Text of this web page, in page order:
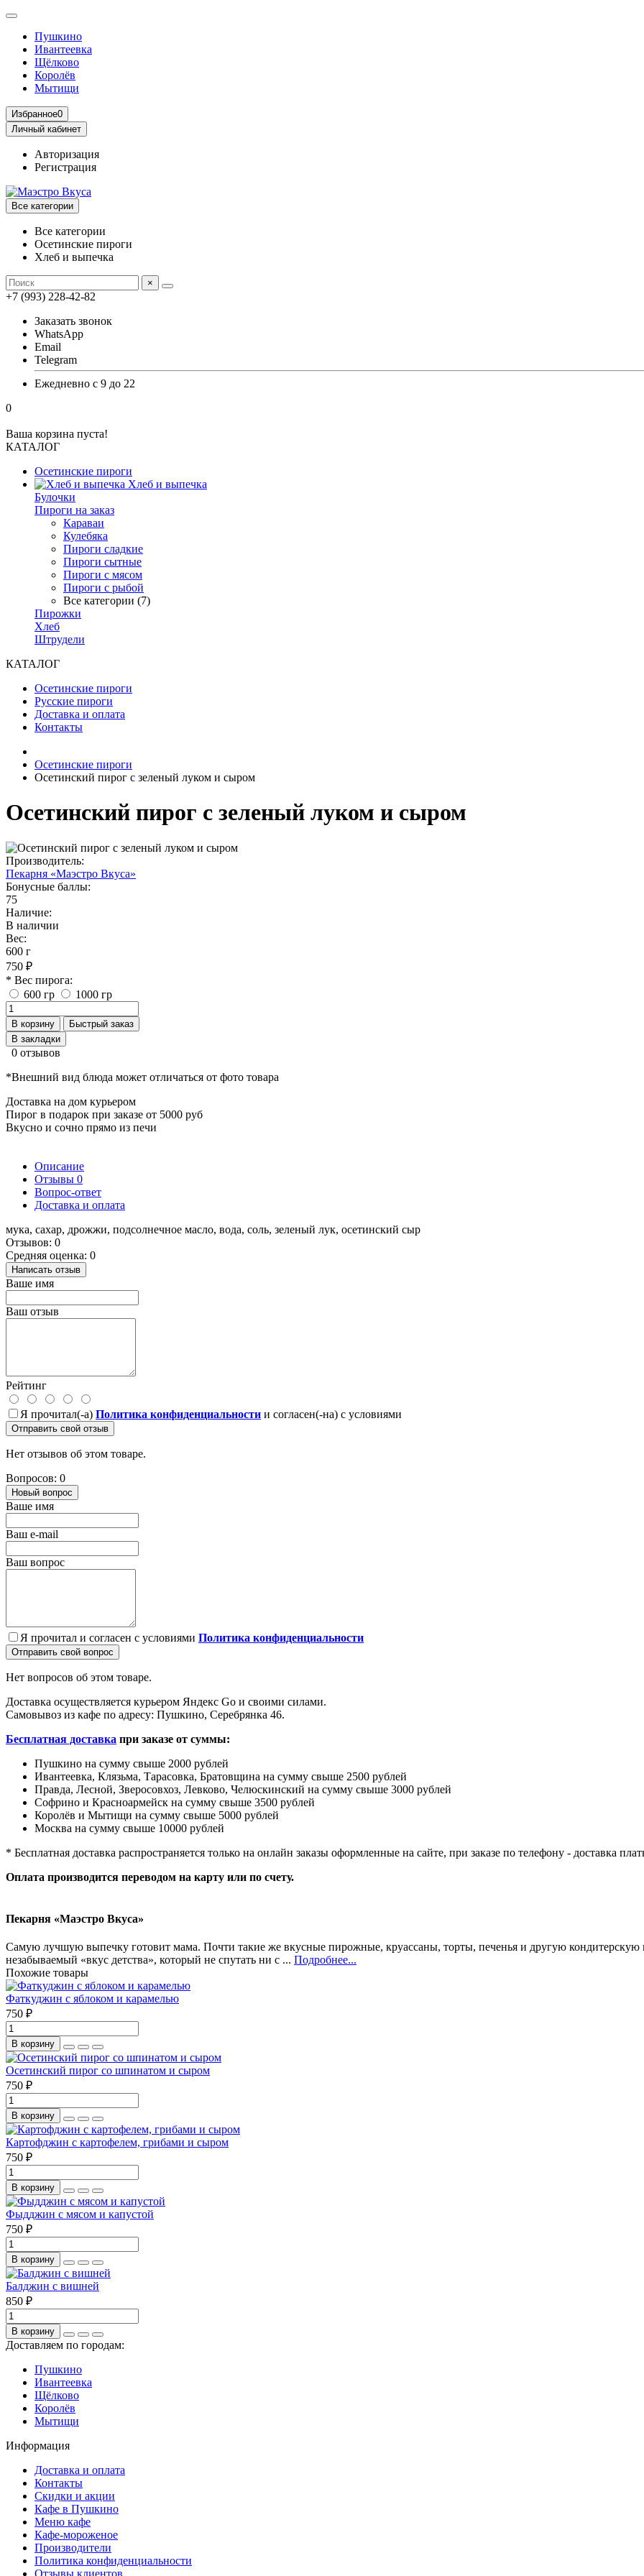
Пушкино
Ивантеевка
Щёлково
Королёв
Мытищи
Избранное0
Личный кабинет
Авторизация
Регистрация
Все категории
Все категории
Осетинские пироги
Хлеб и выпечка
×
+7 (993) 228-42-82
Заказать звонок
WhatsApp
Email
Telegram
Ежедневно с 9 до 22
0
Ваша корзина пуста!
КАТАЛОГ
Осетинские пироги
Хлеб и выпечка
Булочки
Пироги на заказ
Караваи
Кулебяка
Пироги сладкие
Пироги сытные
Пироги с мясом
Пироги с рыбой
Все категории (7)
Пирожки
Хлеб
Штрудели
КАТАЛОГ
Осетинские пироги
Русские пироги
Доставка и оплата
Контакты
Осетинские пироги
Осетинский пирог с зеленый луком и сыром
Осетинский пирог с зеленый луком и сыром
Производитель:
Пекарня «Маэстро Вкуса»
Бонусные баллы:
75
Наличие:
В наличии
Вес:
600 г
750 ₽
* Вес пирога:
600 гр
1000 гр
В корзину
Быстрый заказ
В закладки
0 отзывов
*Внешний вид блюда может отличаться от фото товара
Доставка на дом курьером
Пирог в подарок при заказе от 5000 руб
Вкусно и сочно прямо из печи
Описание
Отзывы 0
Вопрос-ответ
Доставка и оплата
мука, сахар, дрожжи, подсолнечное масло, вода, соль, зеленый лук, осетинский сыр
Отзывов: 0
Средняя оценка: 0
Написать отзыв
Ваше имя
Ваш отзыв
Рейтинг
Я прочитал(-а) Политика конфиденциальности и согласен(-на) с условиями
Отправить свой отзыв
Нет отзывов об этом товаре.
Вопросов: 0
Новый вопрос
Ваше имя
Ваш e-mail
Ваш вопрос
Я прочитал и согласен с условиями Политика конфиденциальности
Отправить свой вопрос
Нет вопросов об этом товаре.
Доставка осуществляется курьером Яндекс Go и своими силами.
Самовывоз из кафе по адресу: Пушкино, Серебрянка 46.
Бесплатная доставка при заказе от суммы:
Пушкино на сумму свыше 2000 рублей
Ивантеевка, Клязьма, Тарасовка, Братовщина на сумму свыше 2500 рублей
Правда, Лесной, Зверосовхоз, Левково, Челюскинский на сумму свыше 3000 рублей
Софрино и Красноармейск на сумму свыше 3500 рублей
Королёв и Мытищи на сумму свыше 5000 рублей
Москва на сумму свыше 10000 рублей
* Бесплатная доставка распространяется только на онлайн заказы оформленные на сайте, при заказе по телефону - доставка
Оплата производится переводом на карту или по счету.
Пекарня «Маэстро Вкуса»
Самую лучшую выпечку готовит мама. Почти такие же вкусные пирожные, круассаны, торты, печенья и другую
незабываемый «вкус детства», который не спутать ни с ... Подробнее...
Похожие товары
Фаткуджин с яблоком и карамелью
750 ₽
В корзину
Осетинский пирог со шпинатом и сыром
750 ₽
В корзину
Картофджин с картофелем, грибами и сыром
750 ₽
В корзину
Фыдджин с мясом и капустой
750 ₽
В корзину
Балджин с вишней
850 ₽
В корзину
Доставляем по городам:
Пушкино
Ивантеевка
Щёлково
Королёв
Мытищи
Информация
Доставка и оплата
Контакты
Скидки и акции
Кафе в Пушкино
Меню кафе
Кафе-мороженое
Производители
Политика конфиденциальности